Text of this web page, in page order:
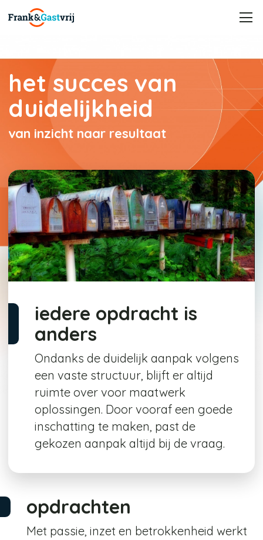
het succes van
duidelijkheid
van inzicht naar resultaat
iedere opdracht is
anders
Ondanks de duidelijk aanpak volgens
een vaste structuur, blijft er altijd
ruimte over voor maatwerk
oplossingen. Door vooraf een goede
inschatting te maken, past de
gekozen aanpak altijd bij de vraag.
opdrachten
Met passie, inzet en betrokkenheid werkt